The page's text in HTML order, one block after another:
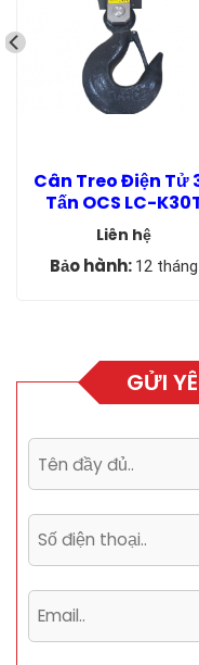
Cân Treo Điện Tử
Tấn OCS LC-
Liên hệ
Bảo hành: 12 tháng
GỬI